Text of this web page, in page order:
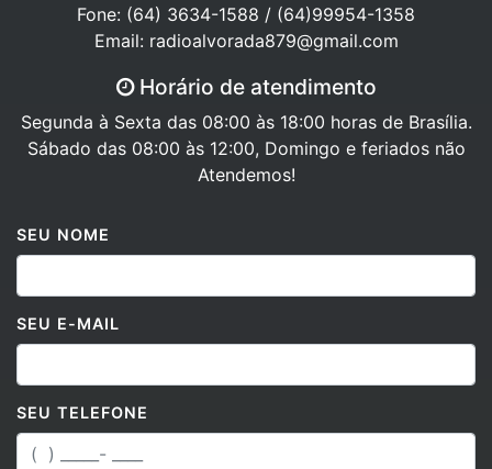
Email: radioalvorada879@gmail.com
Segunda à Sexta das 08:00 às 18:00 horas de Brasília.
Sábado das 08:00 às 12:00, Domingo e feriados não
Atendemos!
SEU E-MAIL
SEU TELEFONE